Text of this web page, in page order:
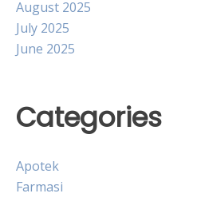
August 2025
July 2025
June 2025
Categories
Apotek
Farmasi